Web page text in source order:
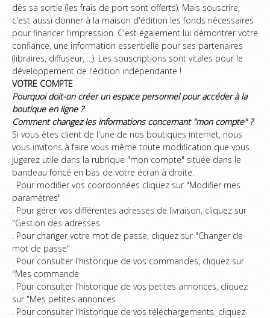
dès sa sortie (les frais de port sont offerts). Mais souscrire,
c'est aussi donner à la maison d'édition les fonds nécessaires
pour financer l'impression. C'est également lui démontrer votre
confiance, une information essentielle pour ses partenaires
(libraires, diffuseur, ...). Les souscriptions sont vitales pour le
développement de l'édition indépendante !
VOTRE COMPTE
Pourquoi doit-on créer un espace personnel pour accéder à la
boutique en ligne ?
Comment changez les informations concernant "mon compte" ?
Si vous êtes client de l'une de nos boutiques internet, nous
vous invitons à faire vous même toute modification que vous
jugerez utile dans la rubrique "mon compte" située dans le
bandeau foncé en bas de votre écran à droite.
. Pour modifier vos coordonnées cliquez sur "Modifier mes
paramètres"
. Pour gérer vos différentes adresses de livraison, cliquez sur
"Gestion des adresses
. Pour changer votre mot de passe, cliquez sur "Changer de
mot de passe"
. Pour consulter l'historique de vos commandes, cliquez sur
"Mes commande
. Pour consulter l'historique de vos petites annonces, cliquez
sur "Mes petites annonces
. Pour consulter l'historique de vos téléchargements, cliquez